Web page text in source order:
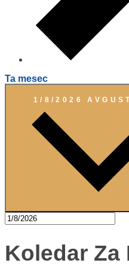
Ta mesec
1/8/2026
Koledar Za